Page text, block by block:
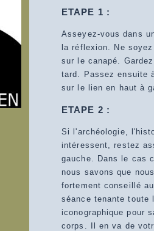
ETAPE 1 :
Asseyez-vous dans
la réflexion. Ne
sur le canapé.
tard. Passez ensuite
sur le lien en haut à
ETAPE 2 :
Si l'archéologie,
intéressent, restez
gauche. Dans le cas
nous savons que
fortement conseillé
séance tenante toute
iconographique pour
corps. Il en va de